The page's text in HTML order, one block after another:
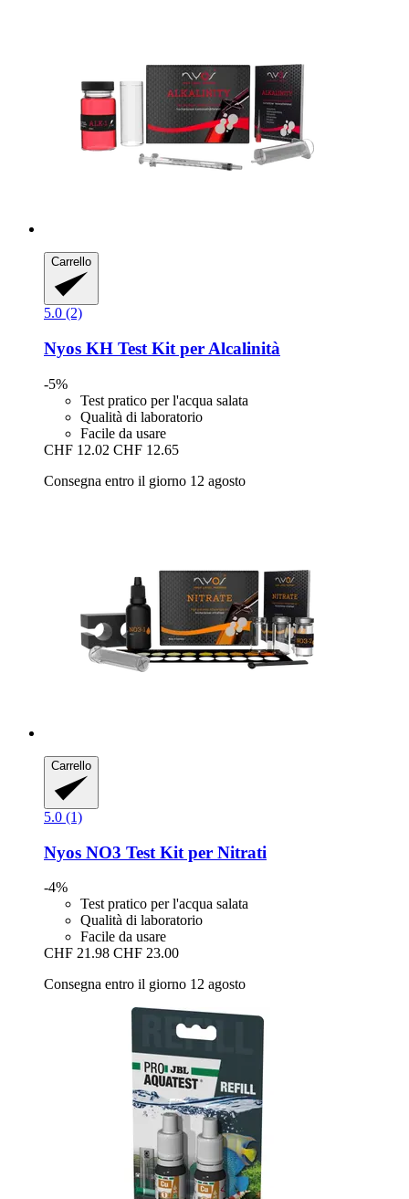
Carrello
5.0 (2)
Nyos KH Test Kit per Alcalinità
-5%
Test pratico per l'acqua salata
Qualità di laboratorio
Facile da usare
CHF 12.02 CHF 12.65
Consegna entro il giorno 12 agosto
Carrello
5.0 (1)
Nyos NO3 Test Kit per Nitrati
-4%
Test pratico per l'acqua salata
Qualità di laboratorio
Facile da usare
CHF 21.98 CHF 23.00
Consegna entro il giorno 12 agosto